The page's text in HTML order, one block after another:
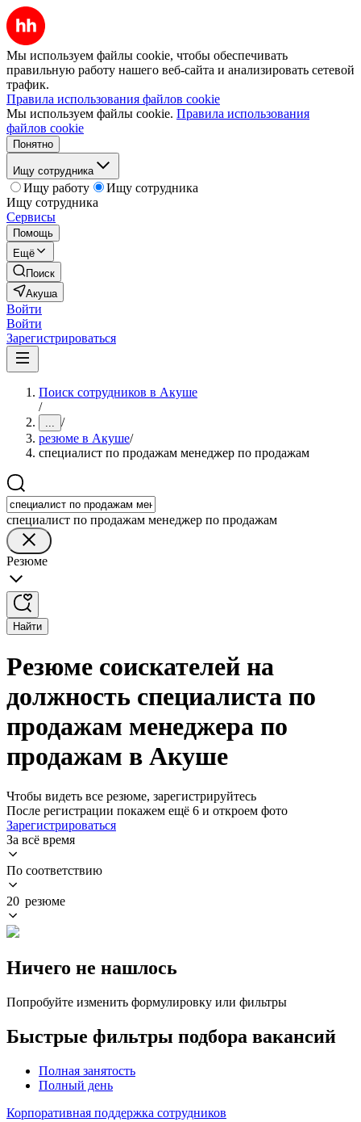
Мы используем файлы cookie, чтобы обеспечивать
правильную работу нашего веб-сайта и анализировать сетевой
трафик.
Правила использования файлов cookie
Мы используем файлы cookie. Правила использования
файлов cookie
Понятно
Ищу сотрудника
Ищу работу
Ищу сотрудника
Ищу сотрудника
Сервисы
Помощь
Ещё
Поиск
Акуша
Войти
Войти
Зарегистрироваться
Поиск сотрудников в Акуше
/
... /
резюме в Акуше/
специалист по продажам менеджер по продажам
специалист по продажам менеджер по продажам
Резюме
Найти
Резюме соискателей на
должность специалиста по
продажам менеджера по
продажам в Акуше
Чтобы видеть все резюме, зарегистрируйтесь
После регистрации покажем ещё 6 и откроем фото
Зарегистрироваться
За всё время
По соответствию
20 резюме
Ничего не нашлось
Попробуйте изменить формулировку или фильтры
Быстрые фильтры подбора вакансий
Полная занятость
Полный день
Корпоративная поддержка сотрудников